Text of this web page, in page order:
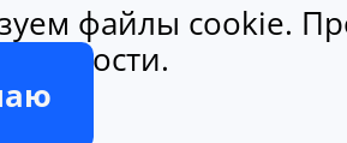
файлы cookie.